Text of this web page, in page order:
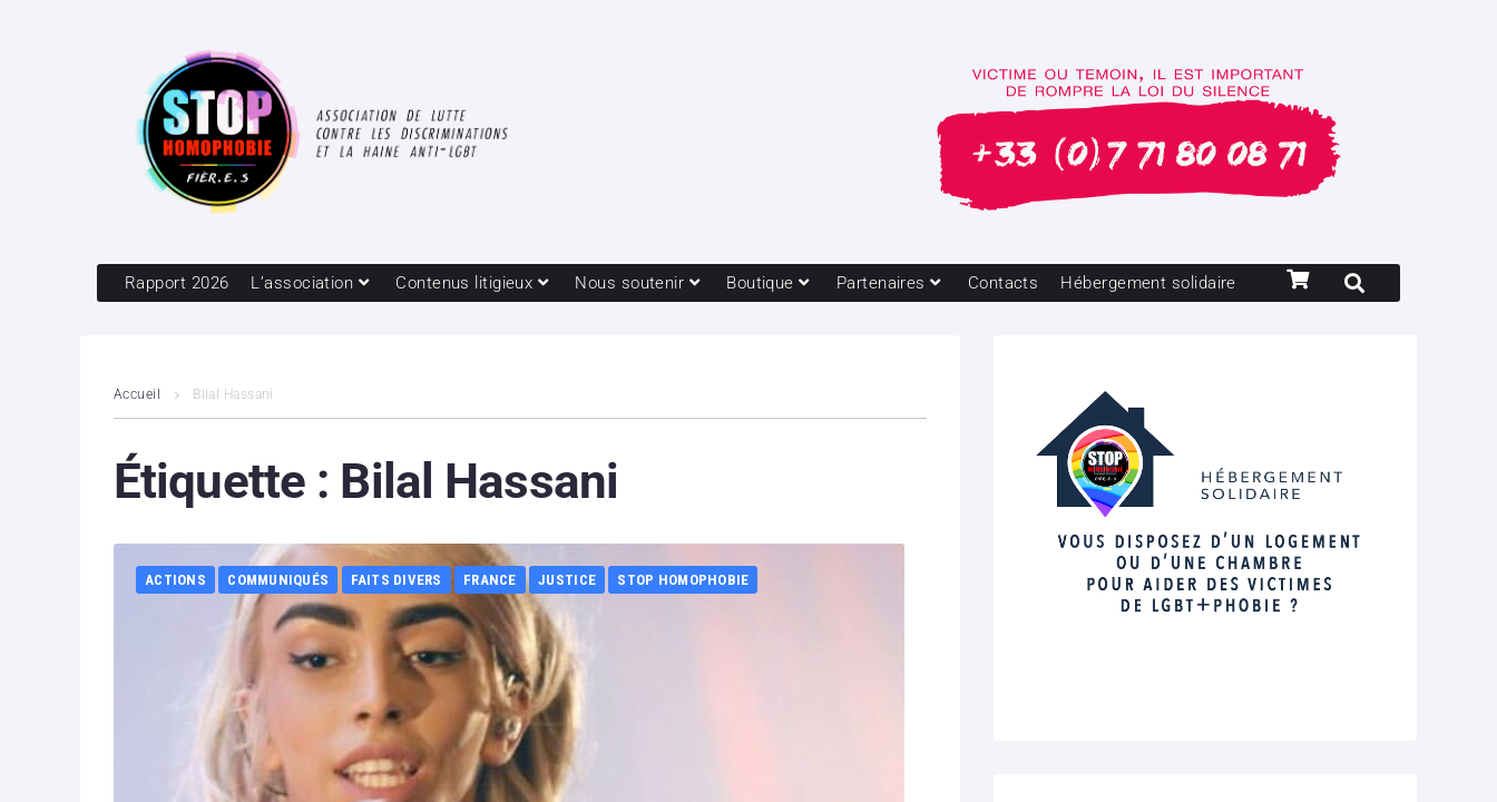
Rapport 2026 L’association Contenus litigieux Nous soutenir Boutique Partenaires Contacts Hébergement solidaire
Accueil Bilal Hassani
Étiquette : Bilal Hassani
ACTIONS COMMUNIQUÉS FAITS DIVERS FRANCE JUSTICE STOP HOMOPHOBIE